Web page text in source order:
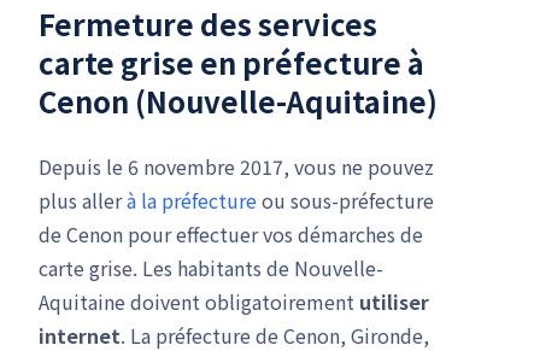
Fermeture des services
carte grise en préfecture à
Cenon (Nouvelle-Aquitaine)
Depuis le 6 novembre 2017, vous ne pouvez
plus allerà la préfectureou sous-préfecture
de Cenon pour effectuer vos démarches de
carte grise. Les habitants de Nouvelle-
Aquitaine doivent obligatoirement utiliser
internet. La préfecture de Cenon, Gironde,